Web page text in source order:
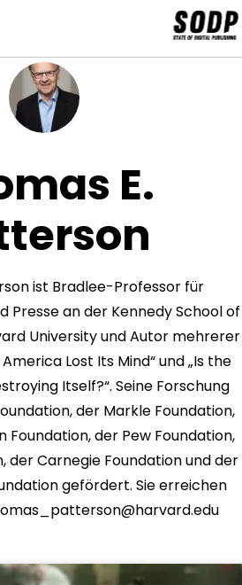
E.
ist Bradlee-Professor für
Presse an der Kennedy School of
University und Autor mehrerer
Lost Its Mind“ und „Is the
Itself?“. Seine Forschung
der Markle Foundation,
Foundation, der Pew Foundation,
der Carnegie Foundation und der
gefördert. Sie erreichen